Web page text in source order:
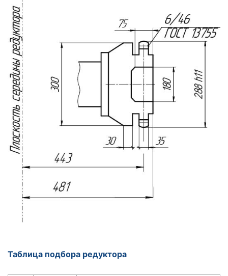
Таблица подбора редуктора